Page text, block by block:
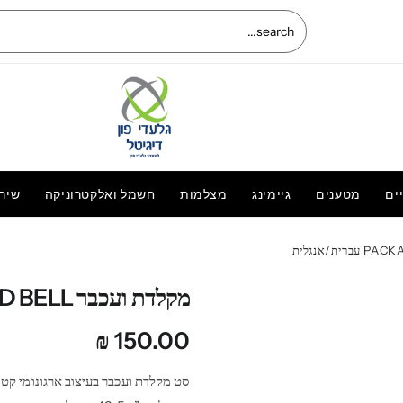
מטענים גיימינג מצלמות חשמל ואלקטרוניקה
מקלדת ועכבר PACKARD BELL עברית/אנגלית
₪150.00
סט מקלדת ועכבר בעיצוב ארגונומי